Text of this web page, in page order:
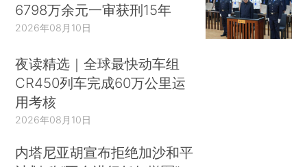
6798万余元一审获刑15年
2026年08月10日
夜读精选｜全球最快动车组
CR450列车完成60万公里运
用考核
2026年08月10日
内塔尼亚胡宣布拒绝加沙和平